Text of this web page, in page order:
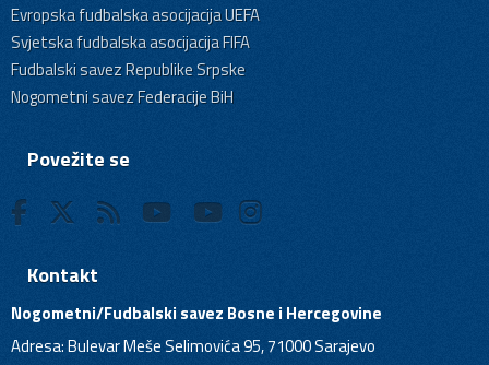
Evropska fudbalska asocijacija UEFA
Svjetska fudbalska asocijacija FIFA
Fudbalski savez Republike Srpske
Nogometni savez Federacije BiH
Povežite se
Kontakt
Nogometni/Fudbalski savez Bosne i Hercegovine
Adresa: Bulevar Meše Selimovića 95, 71000 Sarajevo